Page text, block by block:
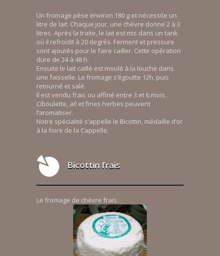
Un fromage pèse environ 180 g et nécessite un
litre de lait. Chaque jour, une chèvre donne 2 à 3
litres. Après la traite, le lait est mis dans un tank
où il refroidit à 20 degrés. Ferment et pressure
sont ajoutés pour le faire cailler. Cette opération
dure de 24 à 48 h.
Ensuite le lait caillé est moulé à la louche dans
une faisselle. Le fromage s’égoutte 12h, puis
retourné et salé.
Il est vendu frais ou affiné entre 3 et 6 mois.
Ciboulette, ail et fines herbes peuvent
l’aromatiser.
Notre spécialité s’appelle le Bicottin, médaille d’or
à la foire de la Cappelle.
Bicottin frais
Le fromage de chèvre frais.